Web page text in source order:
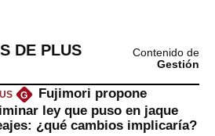
DE PLUS
Contenido de
Gestión
G
Fujimori propone
ley que puso en jaque
¿qué cambios implicaría?